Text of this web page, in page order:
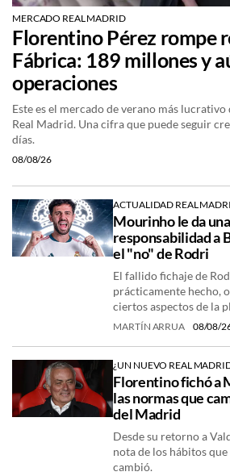
MERCADO REAL MADRID
Florentino Pérez rompe
Fábrica: 189 millones y
operaciones
Este es el mercado de verano más
Real Madrid. Una cifra que puede seguir
días.
08/08/26
ACTUALIDAD REAL
Mourinho le da
responsabilidad a
el "no" de Rodri
El fallido fichaje de
prácticamente hecho,
ciertos aspectos de la
MARTÍN ARRUA 08/08/
¿UN NUEVO REAL
Florentino fichó a
las normas que
del Madrid
Desde su retorno a
nota de los hábitos
cambió.